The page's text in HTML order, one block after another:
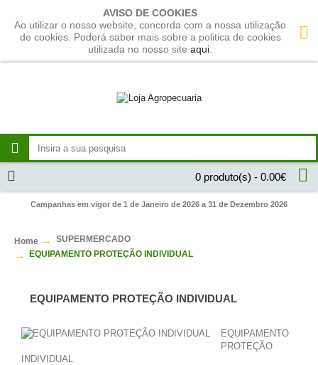
AVISO DE COOKIES
Ao utilizar o nosso website, concorda com a nossa utilização
de cookies. Poderá saber mais sobre a politica de cookies
utilizada no nosso site aqui
0 produto(s) - 0.00€
Campanhas em vigor de 1 de Janeiro de 2026 a 31 de Dezembro 2026
Home
SUPERMERCADO
EQUIPAMENTO PROTEÇÃO INDIVIDUAL
EQUIPAMENTO PROTEÇÃO INDIVIDUAL
EQUIPAMENTO
PROTEÇÃO
INDIVIDUAL